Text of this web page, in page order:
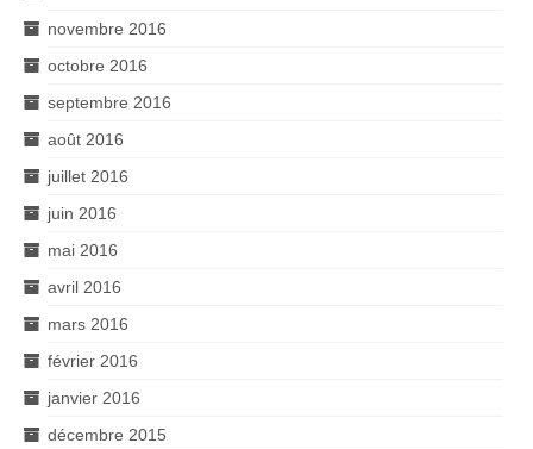
novembre 2016
octobre 2016
septembre 2016
août 2016
juillet 2016
juin 2016
mai 2016
avril 2016
mars 2016
février 2016
janvier 2016
décembre 2015